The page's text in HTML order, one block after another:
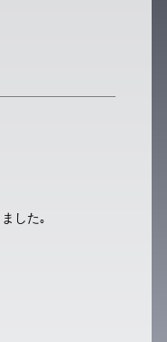
した｡